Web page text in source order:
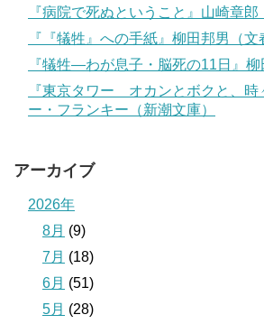
『病院で死ぬということ』山崎章郎
『『犠牲』への手紙』柳田邦男（文
『犠牲―わが息子・脳死の11日』柳
『東京タワー オカンとボクと、時
ー・フランキー（新潮文庫）
アーカイブ
2026年
8月 (9)
7月 (18)
6月 (51)
5月 (28)